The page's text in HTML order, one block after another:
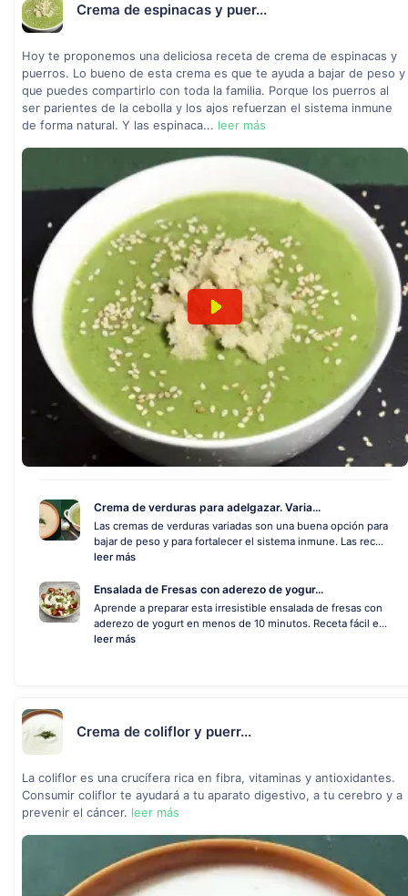
Crema de espinacas y puer...
Hoy te proponemos una deliciosa receta de crema de espinacas y
puerros. Lo bueno de esta crema es que te ayuda a bajar de peso y
que puedes compartirlo con toda la familia. Porque los puerros al
ser parientes de la cebolla y los ajos refuerzan el sistema inmune
de forma natural. Y las espinaca... leer más
Crema de verduras para adelgazar. Varia...
Las cremas de verduras variadas son una buena opción para
bajar de peso y para fortalecer el sistema inmune. Las rec...
leer más
Ensalada de Fresas con aderezo de yogur...
Aprende a preparar esta irresistible ensalada de fresas con
aderezo de yogurt en menos de 10 minutos. Receta fácil e...
leer más
Crema de coliflor y puerr...
La coliflor es una crucífera rica en fibra, vitaminas y antioxidantes.
Consumir coliflor te ayudará a tu aparato digestivo, a tu cerebro y a
prevenir el cáncer. leer más